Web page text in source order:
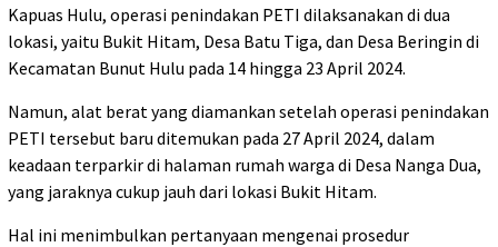
Kapuas Hulu, operasi penindakan PETI dilaksanakan di dua
lokasi, yaitu Bukit Hitam, Desa Batu Tiga, dan Desa Beringin di
Kecamatan Bunut Hulu pada 14 hingga 23 April 2024.
Namun, alat berat yang diamankan setelah operasi penindakan
PETI tersebut baru ditemukan pada 27 April 2024, dalam
keadaan terparkir di halaman rumah warga di Desa Nanga Dua,
yang jaraknya cukup jauh dari lokasi Bukit Hitam.
Hal ini menimbulkan pertanyaan mengenai prosedur